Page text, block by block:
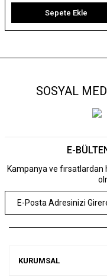
Sepete Ekle
SOSYAL
E-
Kampanya ve
KURUMSAL